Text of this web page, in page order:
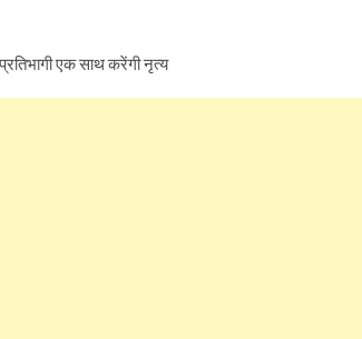
एक साथ करेंगी नृत्य